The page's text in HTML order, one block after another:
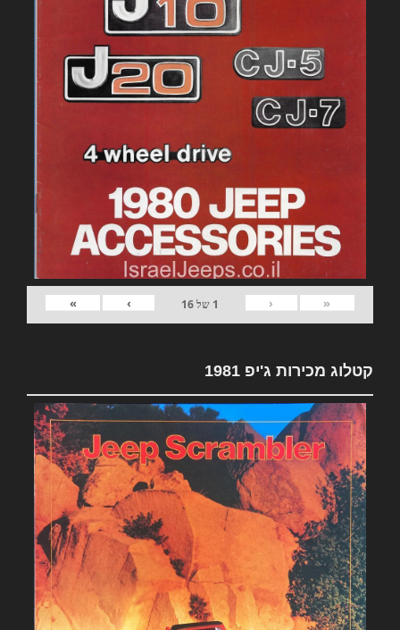
«
‹
1 של16
›
»
קטלוג מכירות ג'יפ 1981